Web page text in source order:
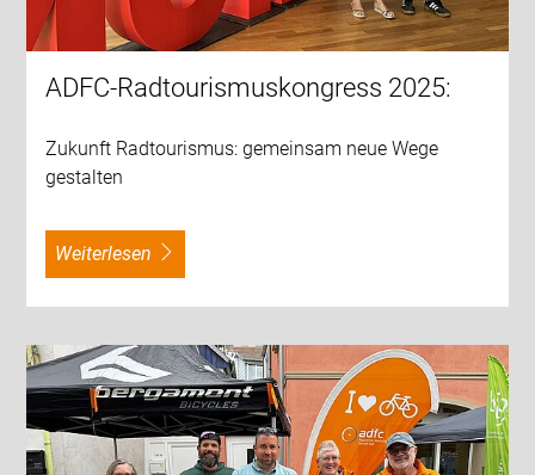
ADFC-Radtourismuskongress 2025:
Zukunft Radtourismus: gemeinsam neue Wege
gestalten
weiterlesen